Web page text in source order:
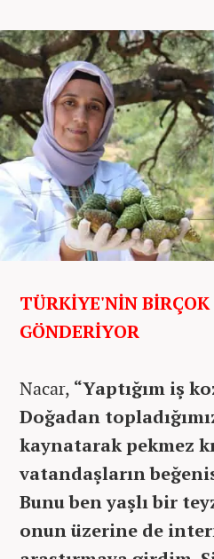
TÜRKİYE'NİN
GÖNDERİYOR
Nacar, “Yaptığım iş
Doğadan
kaynatarak pekmez
vatandaşların
Bunu ben yaşlı bir
onun üzerine de